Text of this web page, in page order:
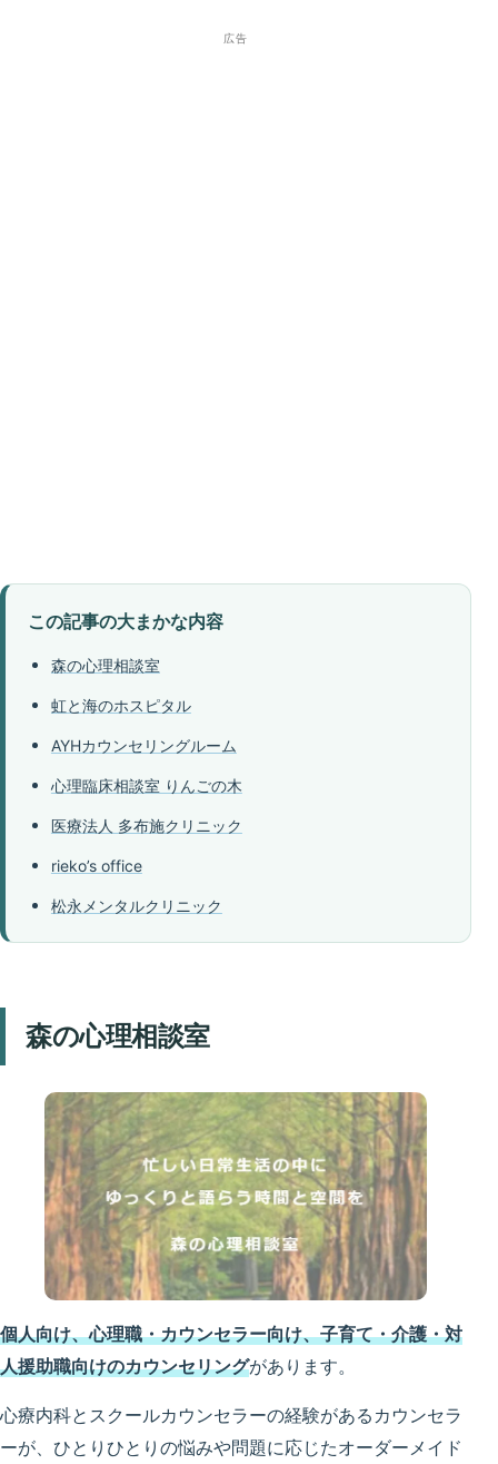
広告
この記事の大まかな内容
森の心理相談室
虹と海のホスピタル
AYHカウンセリングルーム
心理臨床相談室 りんごの木
医療法人 多布施クリニック
rieko’s office
松永メンタルクリニック
森の心理相談室
個人向け、心理職・カウンセラー向け、子育て・介護・対
人援助職向けのカウンセリングがあります。
心療内科とスクールカウンセラーの経験があるカウンセラ
ーが、ひとりひとりの悩みや問題に応じたオーダーメイド